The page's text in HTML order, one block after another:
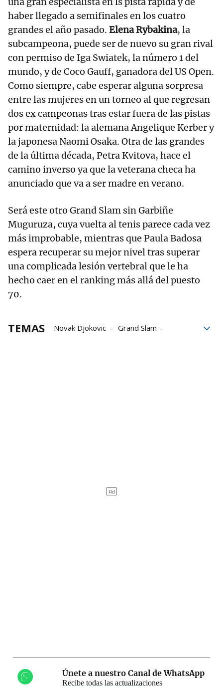
haber llegado a semifinales en los cuatro
grandes el año pasado. Elena Rybakina, la
subcampeona, puede ser de nuevo su gran rival
con permiso de Iga Swiatek, la número 1 del
mundo, y de Coco Gauff, ganadora del US Open.
Como siempre, cabe esperar alguna sorpresa
entre las mujeres en un torneo al que regresan
dos ex campeonas tras estar fuera de las pistas
por maternidad: la alemana Angelique Kerber y
la japonesa Naomi Osaka. Otra de las grandes
de la última década, Petra Kvitova, hace el
camino inverso ya que la veterana checa ha
anunciado que va a ser madre en verano.
Será este otro Grand Slam sin Garbiñe
Muguruza, cuya vuelta al tenis parece cada vez
más improbable, mientras que Paula Badosa
espera recuperar su mejor nivel tras superar
una complicada lesión vertebral que le ha
hecho caer en el ranking más allá del puesto
70.
TEMAS Novak Djokovic
Grand Slam
Únete a nuestro Canal de WhatsApp
Recibe todas las actualizaciones